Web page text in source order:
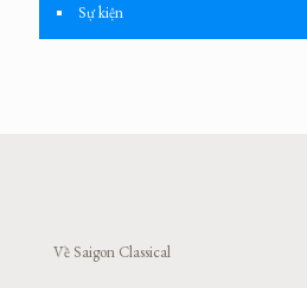
Sự kiện
Về Saigon Classical